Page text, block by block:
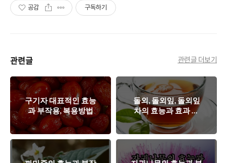
공감 구독하기
관련글 관련글 더보기
구기자 대표적인 효능
과 부작용, 복용방법
돌외, 돌외잎, 돌외잎
차의 효능과 효과 부
작용(돌외잎 다이어
트)